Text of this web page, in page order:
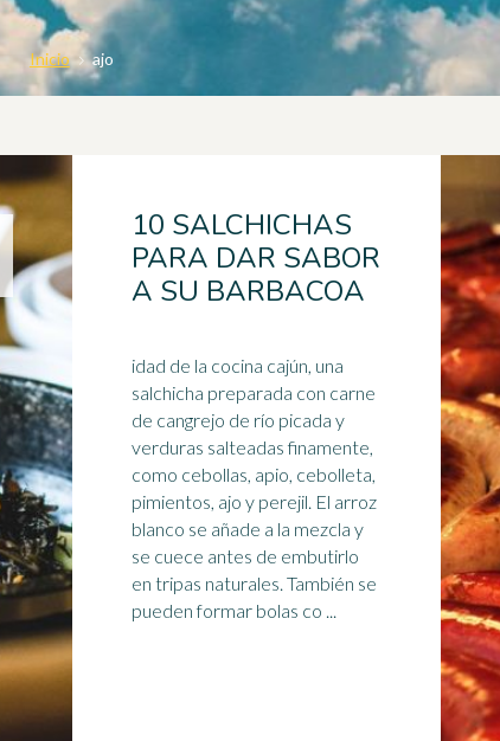
Inicio ajo
10 SALCHICHAS
PARA DAR SABOR
A SU BARBACOA
idad de la cocina cajún, una
salchicha preparada con carne
de cangrejo de río picada y
verduras salteadas finamente,
como cebollas, apio, cebolleta,
pimientos, ajo y perejil. El arroz
blanco se añade a la mezcla y
se cuece antes de embutirlo
en tripas naturales. También se
pueden formar bolas co ...